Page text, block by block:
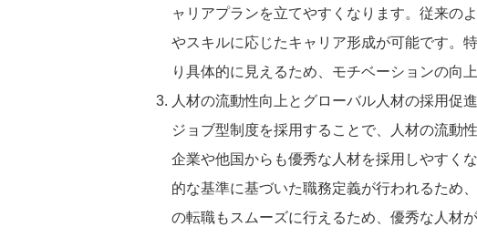
ャリアプランを立てやすくなります。従来の
やスキルに応じたキャリア形成が可能です。
り具体的に見えるため、モチベーションの向
人材の流動性向上とグローバル人材の採用促進
ジョブ型制度を採用することで、人材の流動
企業や他国からも優秀な人材を採用しやすく
的な基準に基づいた職務定義が行われるため
の転職もスムーズに行えるため、優秀な人材